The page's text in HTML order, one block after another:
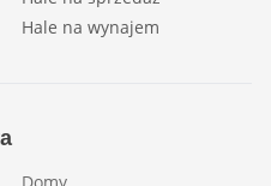
Hale na wynajem